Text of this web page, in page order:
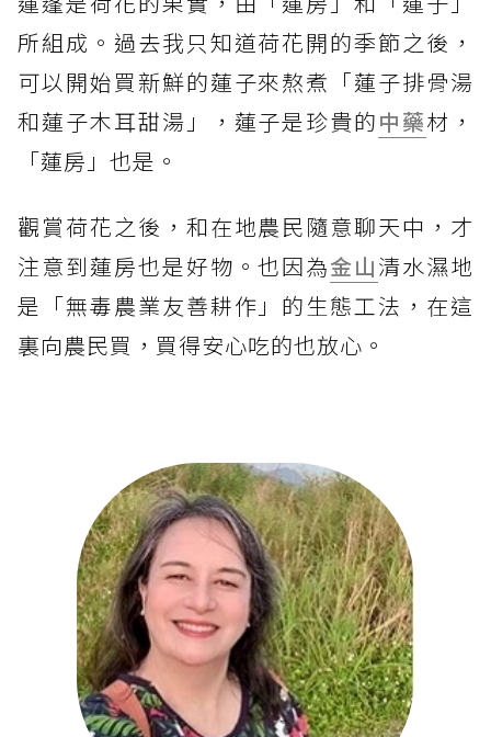
所組成。過去我只知道荷花開的季節之後，
可以開始買新鮮的蓮子來熬煮「蓮子排骨湯
和蓮子木耳甜湯」，蓮子是珍貴的中藥材，
「蓮房」也是。
觀賞荷花之後，和在地農民隨意聊天中，才
注意到蓮房也是好物。也因為金山清水濕地
是「無毒農業友善耕作」的生態工法，在這
裏向農民買，買得安心吃的也放心。